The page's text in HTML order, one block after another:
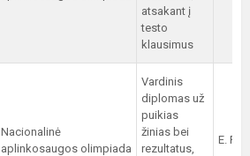
atsakant į
testo
klausimus
Nacionalinė
aplinkosaugos olimpiada
Vardinis
diplomas už
puikias
žinias bei
rezultatus,
E.